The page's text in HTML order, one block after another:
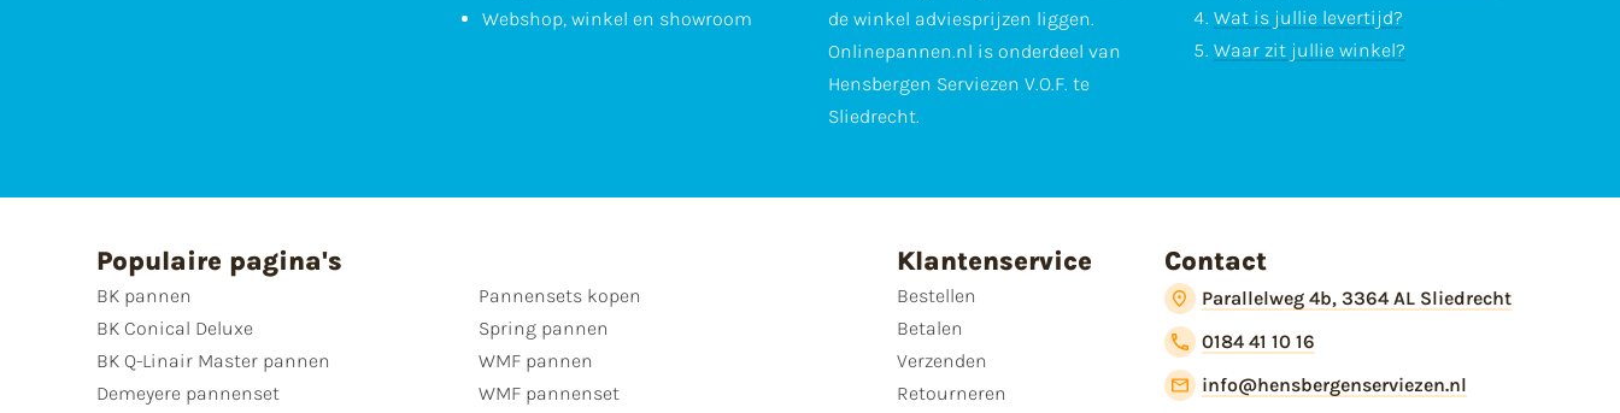
Webshop, winkel en showroom
de winkel adviesprijzen liggen.
Onlinepannen.nl is onderdeel van
Hensbergen Serviezen V.O.F. te
Sliedrecht.
Wat is jullie levertijd?
Waar zit jullie winkel?
Populaire pagina's
BK pannen
BK Conical Deluxe
BK Q-Linair Master pannen
Demeyere pannenset
Pannensets kopen
Spring pannen
WMF pannen
WMF pannenset
Klantenservice
Bestellen
Betalen
Verzenden
Retourneren
Contact
Parallelweg 4b, 3364 AL Sliedrecht
0184 41 10 16
info@hensbergenserviezen.nl